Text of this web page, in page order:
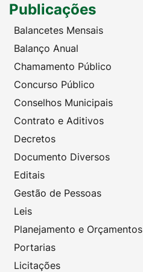
Publicações
Balancetes Mensais
Balanço Anual
Chamamento Público
Concurso Público
Conselhos Municipais
Contrato e Aditivos
Decretos
Documento Diversos
Editais
Gestão de Pessoas
Leis
Planejamento e Orçamentos
Portarias
Licitações